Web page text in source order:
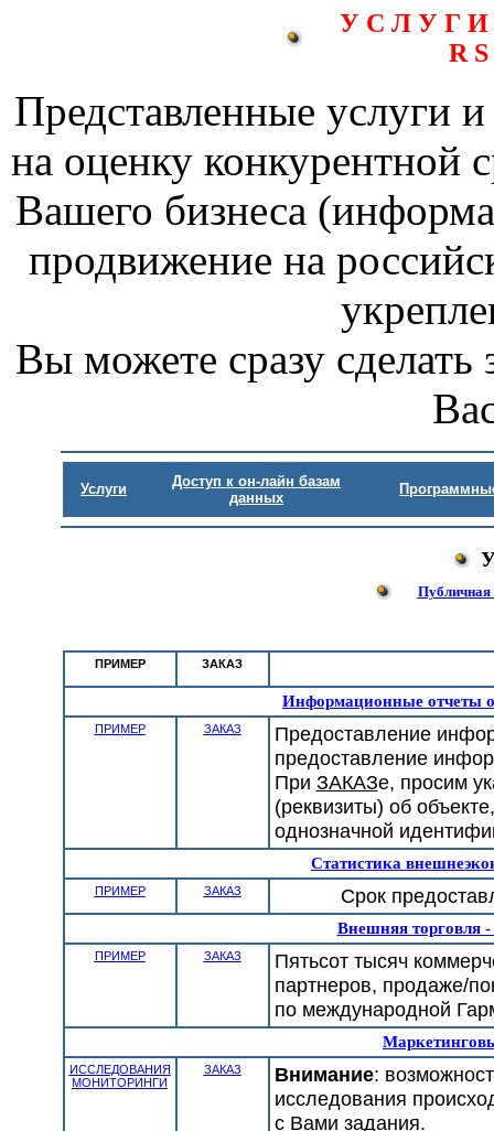
У С Л У Г
R
Представленные услуги
на оценку конкурентной
Вашего бизнеса
продвижение на
Вы можете сразу сделать
Услуги
Доступ к он-лайн базам
данных
Публичная
ПРИМЕР ЗАКАЗ
Информационные отчеты
ПРИМЕР ЗАКАЗ
Предоставление
предоставление
При ЗАКАЗе, просим
(реквизиты) об
однозначной
Статистика
ПРИМЕР ЗАКАЗ Срок
Внешняя торговля
ПРИМЕР ЗАКАЗ
Пятьсот тысяч
партнеров, продаже/
по международной
ИССЛЕДОВАНИЯ
МОНИТОРИНГИ
ЗАКАЗ Внимание:
исследования
с Вами задания.